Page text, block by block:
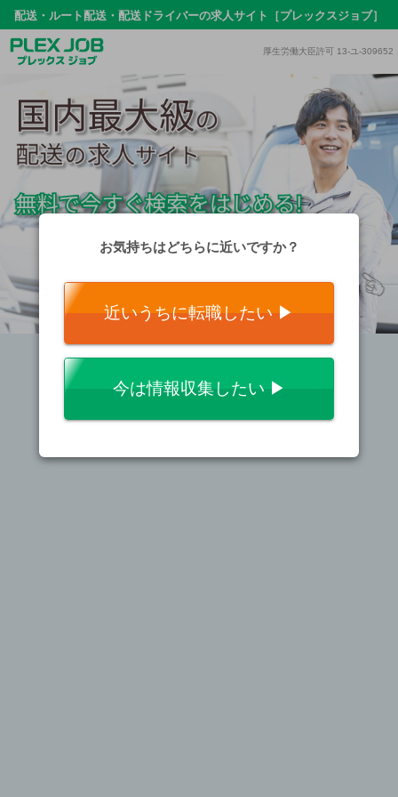
配送・ルート配送・配送ドライバーの求人サイト［プレックスジョブ］
厚生労働大臣許可 13-ユ-309652
お気持ちはどちらに近いですか？
近いうちに転職したい ▶︎
今は情報収集したい ▶︎